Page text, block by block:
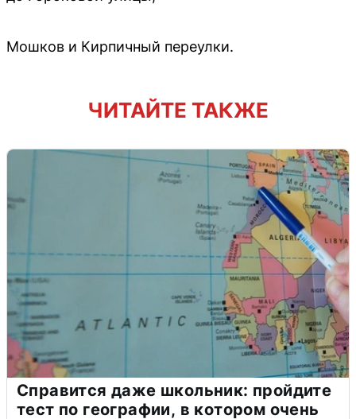
Мошков и Кирпичный переулки.
ЧИТАЙТЕ ТАКЖЕ
Справится даже школьник: пройдите
тест по географии, в котором очень